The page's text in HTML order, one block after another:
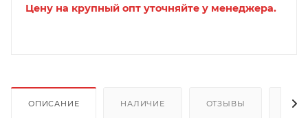
Цену на крупный опт уточняйте у менеджера.
ОПИСАНИЕ НАЛИЧИЕ ОТЗЫВЫ